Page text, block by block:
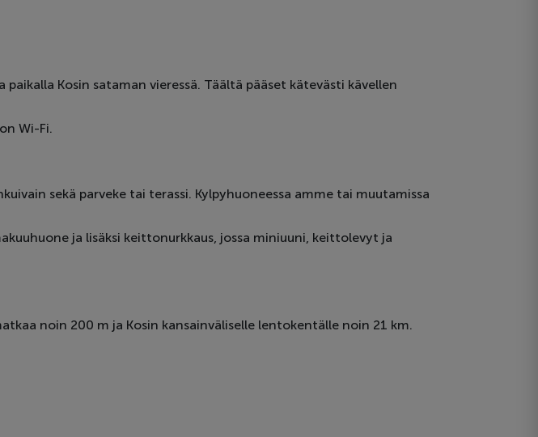
Kosin sataman vieressä. Täältä pääset kätevästi kävellen
Wi-Fi.
sekä parveke tai terassi. Kylpyhuoneessa amme tai muutamissa
ja lisäksi keittonurkkaus, jossa miniuuni, keittolevyt ja
noin 200 m ja Kosin kansainväliselle lentokentälle noin 21 km.